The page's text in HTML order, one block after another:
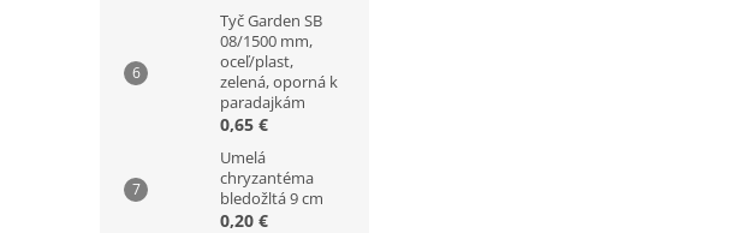
Tyč Garden SB
08/1500 mm,
oceľ/plast,
zelená, oporná k
paradajkám
0,65 €
Umelá
chryzantéma
bledožltá 9 cm
0,20 €